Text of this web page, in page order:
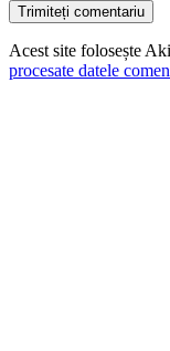
Acest site folosește
procesate datele